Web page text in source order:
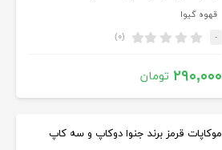
قهوه گیوا
- (۰)
۲۹۰,۰۰۰ تومان
موکاپات قرمز ‌برند جنوا دوکاپ و سه کاپ